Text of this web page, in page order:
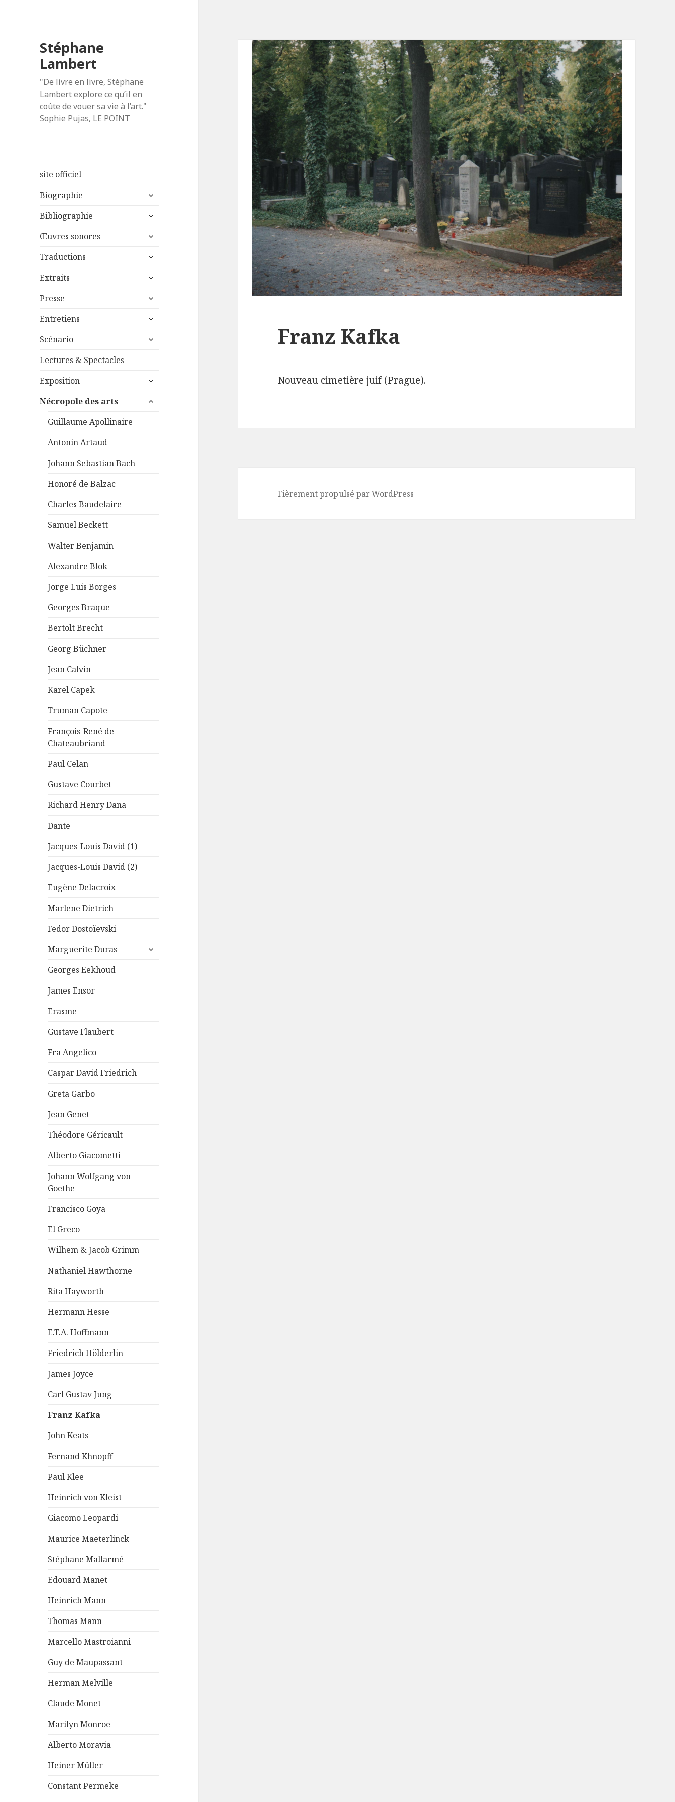
Stéphane
Lambert
"De livre en livre, Stéphane
Lambert explore ce qu’il en
coûte de vouer sa vie à l’art."
Sophie Pujas, LE POINT
site officiel
Biographie
ouvrir
sous-
Bibliographie
ouvrir
sous-
Œuvres sonores
ouvrir
sous-
Traductions
ouvrir
sous-
Extraits
ouvrir
sous-
Presse
ouvrir
sous-
Entretiens
ouvrir
sous-
Scénario
ouvrir
Lectures & Spectacles
Exposition
ouvrir
sous-
Nécropole des arts
ouvrir
Guillaume Apollinaire
Antonin Artaud
Johann Sebastian Bach
Honoré de Balzac
Charles Baudelaire
Samuel Beckett
Walter Benjamin
Alexandre Blok
Jorge Luis Borges
Georges Braque
Bertolt Brecht
Georg Büchner
Jean Calvin
Karel Capek
Truman Capote
François-René de
Chateaubriand
Paul Celan
Gustave Courbet
Richard Henry Dana
Dante
Jacques-Louis David (1)
Jacques-Louis David (2)
Eugène Delacroix
Marlene Dietrich
Fedor Dostoïevski
Marguerite Duras
ouvrir
Georges Eekhoud
James Ensor
Erasme
Gustave Flaubert
Fra Angelico
Caspar David Friedrich
Greta Garbo
Jean Genet
Théodore Géricault
Alberto Giacometti
Johann Wolfgang von
Goethe
Francisco Goya
El Greco
Wilhem & Jacob Grimm
Nathaniel Hawthorne
Rita Hayworth
Hermann Hesse
E.T.A. Hoffmann
Friedrich Hölderlin
James Joyce
Carl Gustav Jung
Franz Kafka
John Keats
Fernand Khnopff
Paul Klee
Heinrich von Kleist
Giacomo Leopardi
Maurice Maeterlinck
Stéphane Mallarmé
Edouard Manet
Heinrich Mann
Thomas Mann
Marcello Mastroianni
Guy de Maupassant
Herman Melville
Claude Monet
Marilyn Monroe
Alberto Moravia
Heiner Müller
Constant Permeke
Franz Kafka
Nouveau cimetière juif (Prague).
Fièrement propulsé par WordPress